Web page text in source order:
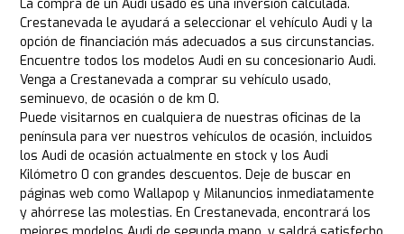
La compra de un Audi usado es una inversión calculada.
Crestanevada le ayudará a seleccionar el vehículo Audi y la
opción de financiación más adecuados a sus circunstancias.
Encuentre todos los modelos Audi en su concesionario Audi.
Venga a Crestanevada a comprar su vehículo usado,
seminuevo, de ocasión o de km 0.
Puede visitarnos en cualquiera de nuestras oficinas de la
península para ver nuestros vehículos de ocasión, incluidos
los Audi de ocasión actualmente en stock y los Audi
Kilómetro 0 con grandes descuentos. Deje de buscar en
páginas web como Wallapop y Milanuncios inmediatamente
y ahórrese las molestias. En Crestanevada, encontrará los